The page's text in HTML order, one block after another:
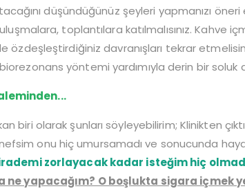
düşündüğünüz şeyleri yapmanızı öneri
toplantılara katılmalısınız. Kahve
özdeşleştirdiğiniz davranışları tekrar
yöntemi yardımıyla derin bir soluk
biri olarak şunları söyleyebilirim; Klinikten
onu hiç umursamadı ve sonucunda
zorlayacak kadar isteğim hiç
yapacağım? O boşlukta sigara içmek